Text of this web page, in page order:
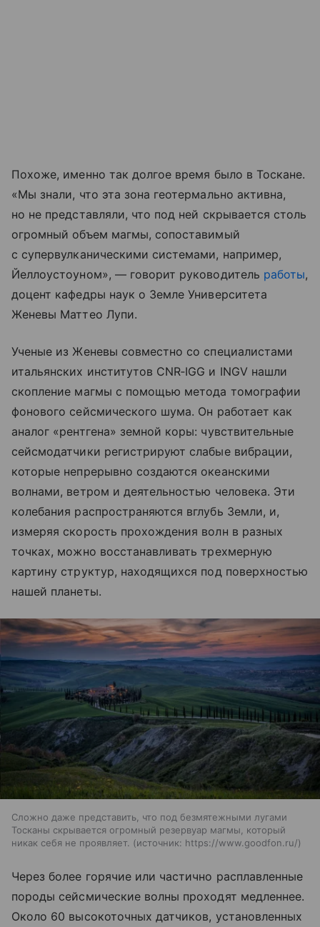
Похоже, именно так долгое время было в Тоскане.
«Мы знали, что эта зона геотермально активна,
но не представляли, что под ней скрывается столь
огромный объем магмы, сопоставимый
с супервулканическими системами, например,
Йеллоустоуном», — говорит руководитель работы,
доцент кафедры наук о Земле Университета
Женевы Маттео Лупи.
Ученые из Женевы совместно со специалистами
итальянских институтов CNR‑IGG и INGV нашли
скопление магмы с помощью метода томографии
фонового сейсмического шума. Он работает как
аналог «рентгена» земной коры: чувствительные
сейсмодатчики регистрируют слабые вибрации,
которые непрерывно создаются океанскими
волнами, ветром и деятельностью человека. Эти
колебания распространяются вглубь Земли, и,
измеряя скорость прохождения волн в разных
точках, можно восстанавливать трехмерную
картину структур, находящихся под поверхностью
нашей планеты.
Сложно даже представить, что под безмятежными лугами
Тосканы скрывается огромный резервуар магмы, который
никак себя не проявляет.
источник: https://www.goodfon.ru/
Через более горячие или частично расплавленные
породы сейсмические волны проходят медленнее.
Около 60 высокоточных датчиков, установленных